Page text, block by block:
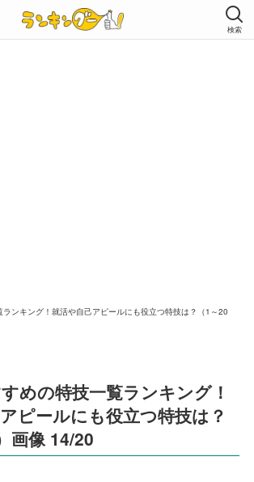
検索
ンキング！就活や自己アピールにも役立つ特技は？（1～20
めの特技一覧ランキング！
ピールにも役立つ特技は？
画像 14/20